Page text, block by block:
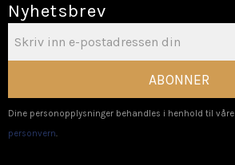
Nyhetsbrev
ABONNER
Dine personopplysninger behandles i henhold til våre
personvern.